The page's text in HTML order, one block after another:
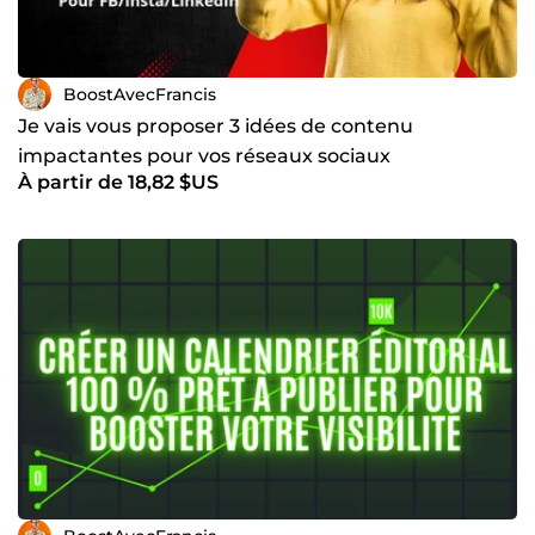
BoostAvecFrancis
Je vais vous proposer 3 idées de contenu
impactantes pour vos réseaux sociaux
À partir de 18,82 $US